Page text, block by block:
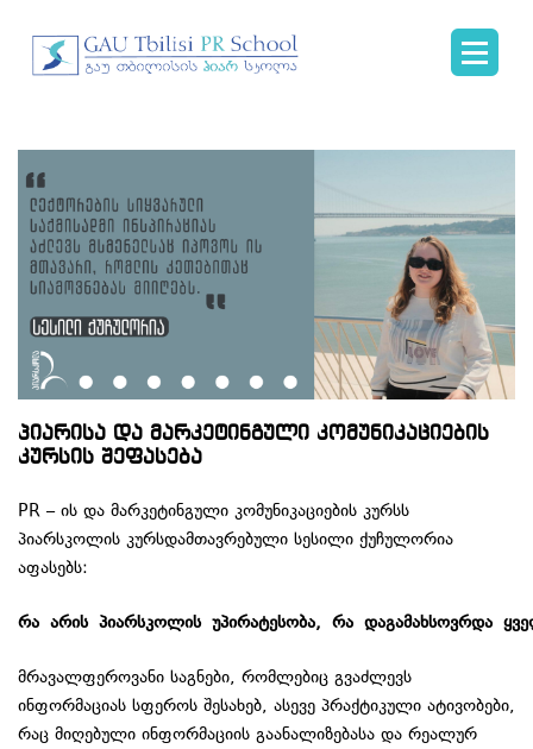
პიარისა და მარკეტინგული კომუნიკაციების
კურსის შეფასება
PR – ის და მარკეტინგული კომუნიკაციების კურსს
პიარსკოლის კურსდამთავრებული სესილი ქუჩულორია
აფასებს:
რა არის პიარსკოლის უპირატესობა, რა დაგამახსოვრდა
მრავალფეროვანი საგნები, რომლებიც გვაძლევს
ინფორმაციას სფეროს შესახებ, ასევე პრაქტიკული ატივობები,
რაც მიღებული ინფორმაციის გაანალიზებასა და რეალურ